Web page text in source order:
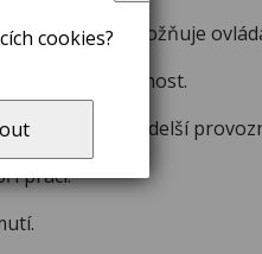
uživateli umožňuje
výkon a odolnost.
výkonu a delší
práci.
cookies?